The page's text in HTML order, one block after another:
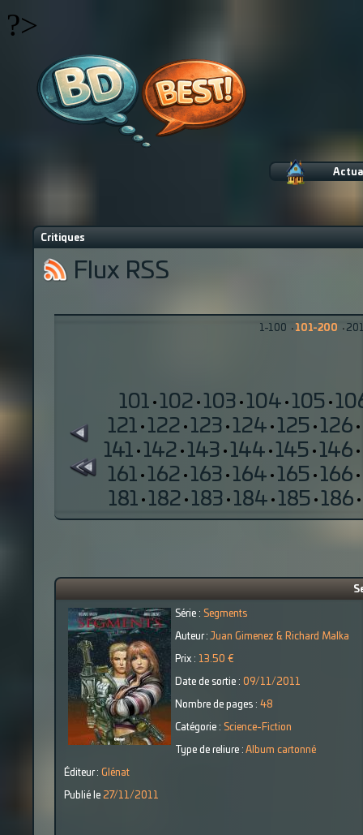
?>
Critiques
Flux RSS
1-100 · 101-200 ·
101 · 102 · 103 · 104 · 105 ·
121 · 122 · 123 · 124 · 125 · 126 ·
141 · 142 · 143 · 144 · 145 · 146 ·
161 · 162 · 163 · 164 · 165 · 166 ·
181 · 182 · 183 · 184 · 185 · 186 ·
Série : Segments
Auteur : Juan Gimenez & Richard Malka
Prix : 13.50 €
Date de sortie : 09/11/2011
Nombre de pages : 48
Catégorie : Science-Fiction
Type de reliure : Album cartonné
Éditeur : Glénat
Publié le 27/11/2011